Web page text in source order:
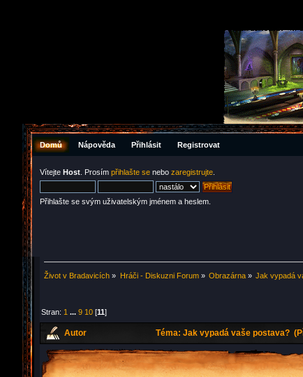
Domů Nápověda Přihlásit Registrovat
Vítejte Host . Prosím přihlašte se nebo zaregistrujte
Přihlašte se svým uživatelským jménem a heslem.
Život v Bradavicích » Hráči - Diskuzni Forum» Obrazárna» Jak vypadá
Stran: 1 ...9 10 [11]
Autor Téma: Jak vypadá vaše postava?